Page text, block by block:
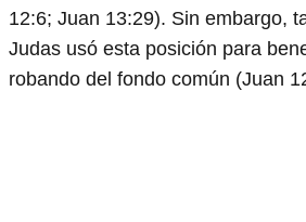
12:6; Juan 13:29). Sin embargo,
Judas usó esta posición para
robando del fondo común (Juan